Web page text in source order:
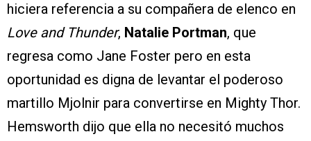
hiciera referencia a su compañera de elenco en
Love and Thunder, Natalie Portman, que
regresa como Jane Foster pero en esta
oportunidad es digna de levantar el poderoso
martillo Mjolnir para convertirse en Mighty Thor.
Hemsworth dijo que ella no necesitó muchos